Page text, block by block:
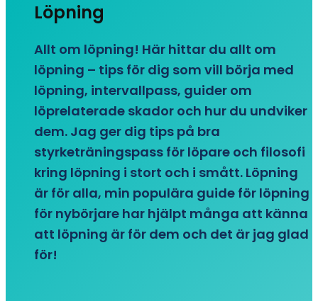
Löpning
Allt om löpning! Här hittar du allt om
löpning – tips för dig som vill börja med
löpning, intervallpass, guider om
löprelaterade skador och hur du undviker
dem. Jag ger dig tips på bra
styrketräningspass för löpare och filosofi
kring löpning i stort och i smått. Löpning
är för alla, min populära guide för löpning
för nybörjare har hjälpt många att känna
att löpning är för dem och det är jag glad
för!